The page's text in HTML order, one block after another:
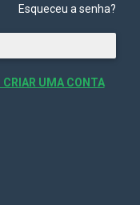
Esqueceu a senha?
CRIAR UMA CONTA